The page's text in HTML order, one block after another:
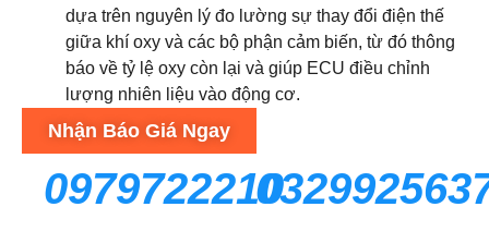
dựa trên nguyên lý đo lường sự thay đổi điện thế
giữa khí oxy và các bộ phận cảm biến, từ đó thông
báo về tỷ lệ oxy còn lại và giúp ECU điều chỉnh
lượng nhiên liệu vào động cơ.
Nhận Báo Giá Ngay
0979722210